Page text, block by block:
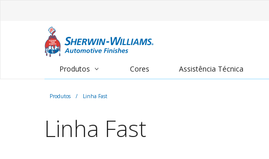
Produtos Cores Assistência Técnica
Produtos / Linha Fast
Linha Fast